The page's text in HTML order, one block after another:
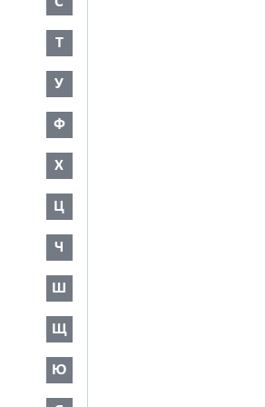
Т
У
Ф
Х
Ц
Ч
Ш
Щ
Ю